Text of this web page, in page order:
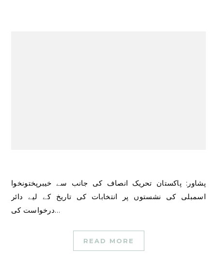
پشاور: پاکستان تحریک انصاف کی جانب سے خیبرپختونخوا
اسمبلی کی نشستوں پر انتخابات کی تاریخ کے لیے دائر
درخواست کی…
READ MORE